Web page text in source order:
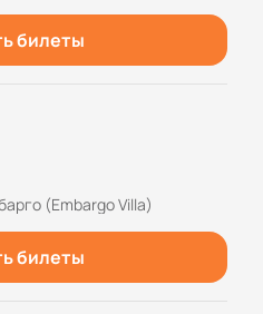
билеты
(Embargo Villa)
билеты